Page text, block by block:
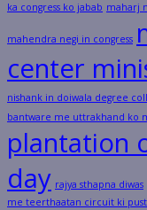
ka congress ko jabab maharj
mahendra negi in congress
center
nishank in doiwala degree
bantware me uttrakhand ko
plantation
day rajya sthapna diwas
me teerthaatan circuit ki